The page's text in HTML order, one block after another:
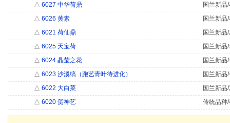
△ 6027 中华荷鼎
国兰新品
△ 6026 黄素
国兰新品
△ 6021 荷仙鼎
国兰新品
△ 6025 天宝荷
国兰新品
△ 6024 晶莹之花
国兰新品
△ 6023 沙溪缟（跑艺青叶待进化）
国兰新品
△ 6022 大白菜
国兰新品
△ 6020 贺神艺 传统品种